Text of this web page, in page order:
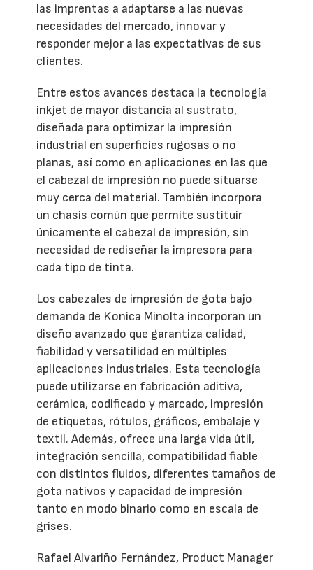
las imprentas a adaptarse a las nuevas
necesidades del mercado, innovar y
responder mejor a las expectativas de sus
clientes.
Entre estos avances destaca la tecnología
inkjet de mayor distancia al sustrato,
diseñada para optimizar la impresión
industrial en superficies rugosas o no
planas, así como en aplicaciones en las que
el cabezal de impresión no puede situarse
muy cerca del material. También incorpora
un chasis común que permite sustituir
únicamente el cabezal de impresión, sin
necesidad de rediseñar la impresora para
cada tipo de tinta.
Los cabezales de impresión de gota bajo
demanda de Konica Minolta incorporan un
diseño avanzado que garantiza calidad,
fiabilidad y versatilidad en múltiples
aplicaciones industriales. Esta tecnología
puede utilizarse en fabricación aditiva,
cerámica, codificado y marcado, impresión
de etiquetas, rótulos, gráficos, embalaje y
textil. Además, ofrece una larga vida útil,
integración sencilla, compatibilidad fiable
con distintos fluidos, diferentes tamaños de
gota nativos y capacidad de impresión
tanto en modo binario como en escala de
grises.
Rafael Alvariño Fernández, Product Manager